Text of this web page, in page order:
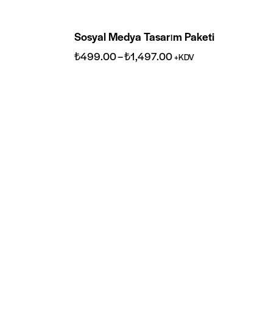
Sosyal Medya Tasarım Paketi
₺499.00–₺1,497.00+KDV